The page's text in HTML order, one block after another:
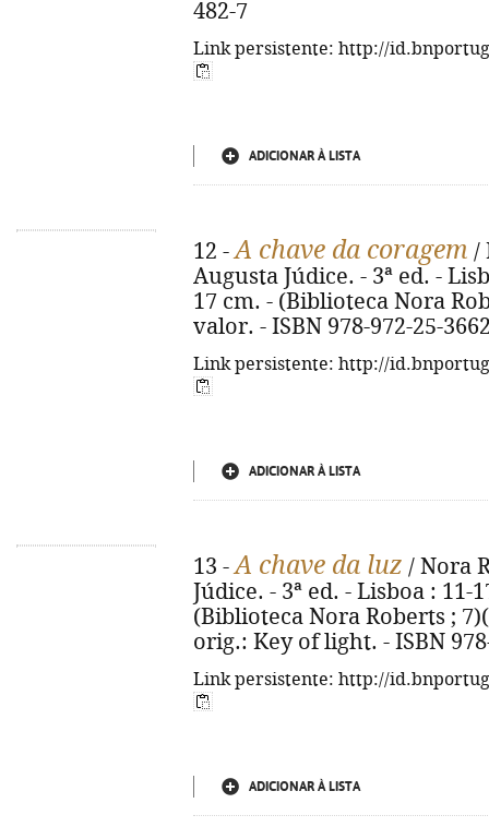
482-7
Link persistente: http://
ADICIONAR À LISTA
12 -A chave da coragem /
Augusta Júdice. - 3ª ed. -
17 cm. - (Biblioteca Nora
valor. - ISBN 978-972-25-
Link persistente: http://
ADICIONAR À LISTA
13 -A chave da luz / Nora
Júdice. - 3ª ed. - Lisboa : 11-
(Biblioteca Nora Roberts ;
orig.: Key of light. - ISBN
Link persistente: http://
ADICIONAR À LISTA